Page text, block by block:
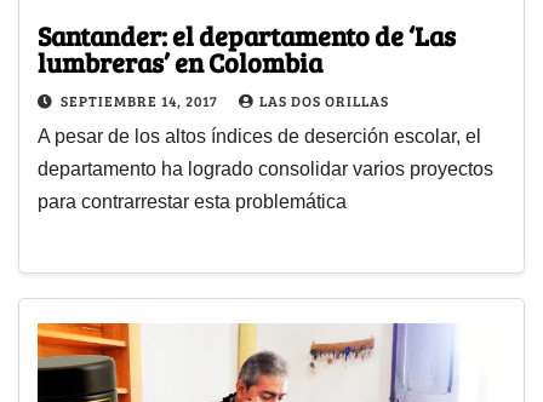
Santander: el departamento de ‘Las
lumbreras’ en Colombia
SEPTIEMBRE 14, 2017 LAS DOS ORILLAS
A pesar de los altos índices de deserción escolar, el
departamento ha logrado consolidar varios proyectos
para contrarrestar esta problemática